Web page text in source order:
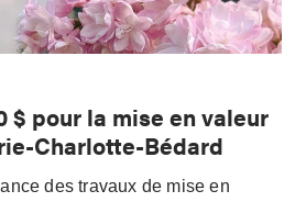
$ pour la mise en valeur
Charlotte-Bédard
des travaux de mise en